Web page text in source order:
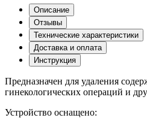
Описание
Отзывы
Технические характеристики
Доставка и оплата
Инструкция
Предназначен для удаления
гинекологических операций и
Устройство оснащено: